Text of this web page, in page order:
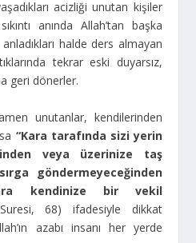
acizliği unutan kişiler
anında Allah’tan başka
anladıkları halde ders almayan
tekrar eski duyarsız,
geri dönerler.
unutanlar, kendilerinden
“Kara tarafında sizi yerin
veya üzerinize taş
göndermeyeceğinden
kendinize bir vekil
68) ifadesiyle dikkat
azabı insanı her yerde